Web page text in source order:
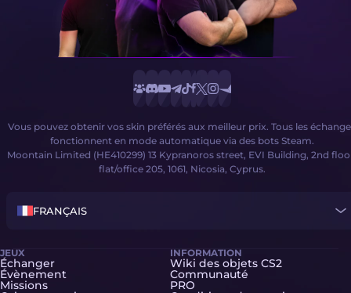
Vous pouvez obtenir vos skin préférés aux meilleur prix. Tous les
fonctionnent en mode automatique via des bots Steam.
Moontain Limited (HE410299) 13 Kypranoros street, EVI Building, 2nd
flat/office 205, 1061, Nicosia, Cyprus.
FRANÇAIS
JEUX
Échanger
Évènement
Missions
INFORMATION
Wiki des objets CS2
Communauté
PRO